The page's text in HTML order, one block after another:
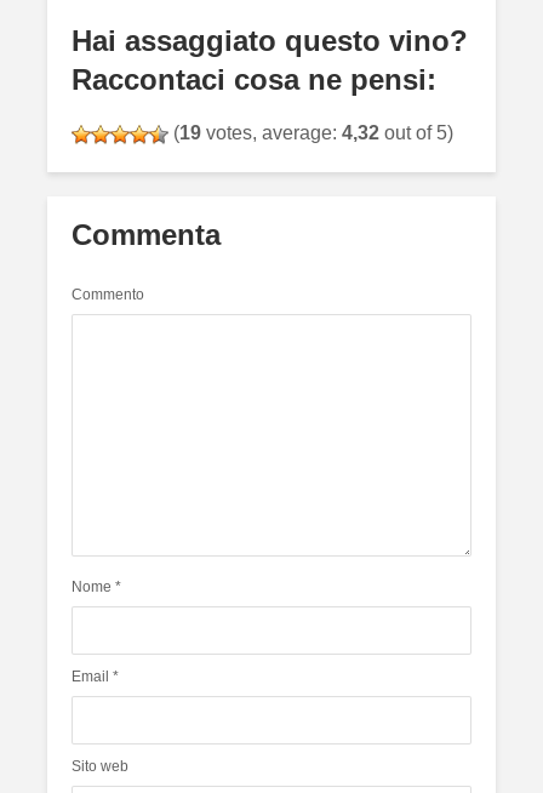
Hai assaggiato questo vino?
Raccontaci cosa ne pensi:
(19 votes, average: 4,32 out of 5)
Commenta
Commento
Nome *
Email *
Sito web